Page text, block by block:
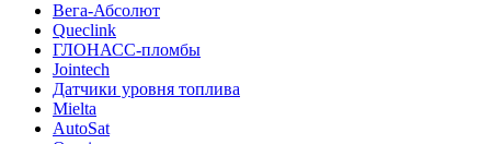
Вега-Абсолют
Queclink
ГЛОНАСС-пломбы
Jointech
Датчики уровня топлива
Mielta
AutoSat